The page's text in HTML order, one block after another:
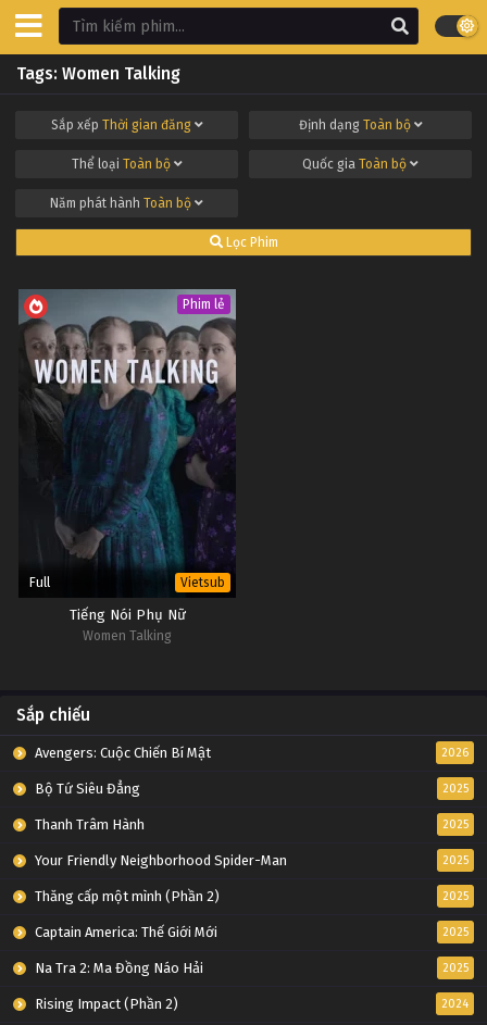
Tags: Women Talking
Sắp xếp Thời gian đăng Định dạng Toàn bộ
Thể loại Toàn bộ Quốc gia Toàn bộ
Năm phát hành Toàn bộ
Lọc Phim
Phim lẻ
Full Vietsub
Tiếng Nói Phụ Nữ
Women Talking
Sắp chiếu
Avengers: Cuộc Chiến Bí Mật 2026
Bộ Tứ Siêu Đẳng 2025
Thanh Trâm Hành 2025
Your Friendly Neighborhood Spider-Man 2025
Thăng cấp một mình (Phần 2) 2025
Captain America: Thế Giới Mới 2025
Na Tra 2: Ma Đồng Náo Hải 2025
Rising Impact (Phần 2) 2024